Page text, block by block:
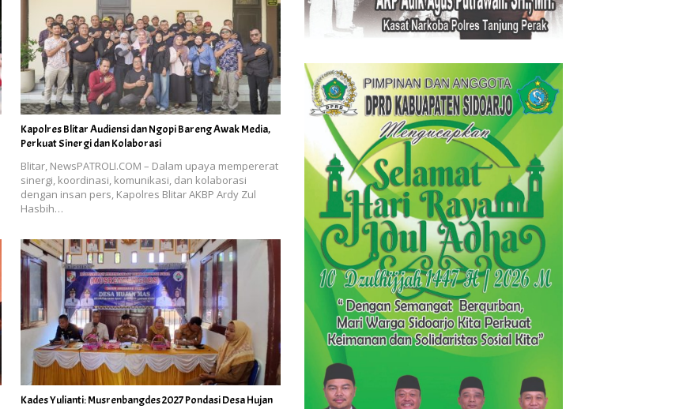
Kapolres Blitar Audiensi dan Ngopi Bareng Awak Media,
Perkuat Sinergi dan Kolaborasi
Blitar, NewsPATROLI.COM – Dalam upaya mempererat
sinergi, koordinasi, komunikasi, dan kolaborasi
dengan insan pers, Kapolres Blitar AKBP Ardy Zul
Hasbih…
Kades Yulianti: Musrenbangdes 2027 Pondasi Desa Hujan